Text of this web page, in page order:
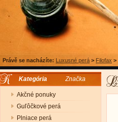
Právě se nacházíte: Luxusné perá > Filofax >
Kategória Značka
Akčné ponuky
Guľôčkové perá
Plniace perá